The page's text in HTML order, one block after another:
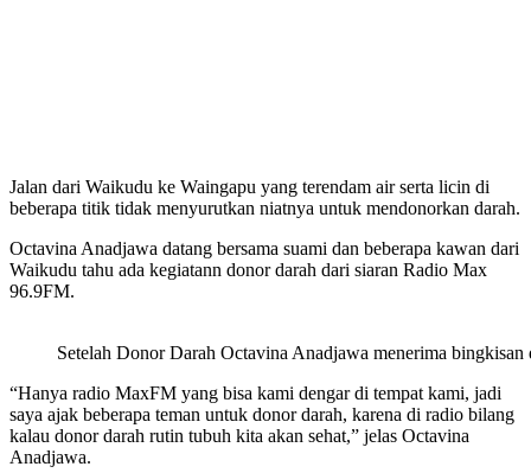
Jalan dari Waikudu ke Waingapu yang terendam air serta licin di
beberapa titik tidak menyurutkan niatnya untuk mendonorkan darah.
Octavina Anadjawa datang bersama suami dan beberapa kawan dari
Waikudu tahu ada kegiatann donor darah dari siaran Radio Max
96.9FM.
Setelah Donor Darah Octavina Anadjawa menerima
“Hanya radio MaxFM yang bisa kami dengar di tempat kami, jadi
saya ajak beberapa teman untuk donor darah, karena di radio bilang
kalau donor darah rutin tubuh kita akan sehat,” jelas Octavina
Anadjawa.